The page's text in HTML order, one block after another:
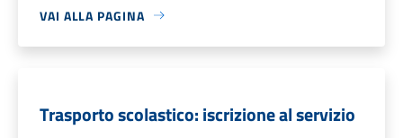
VAI ALLA PAGINA
Trasporto scolastico: iscrizione al servizio